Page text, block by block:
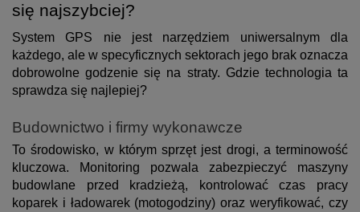
się najszybciej?
System GPS nie jest narzędziem uniwersalnym dla
każdego, ale w specyficznych sektorach jego brak oznacza
dobrowolne godzenie się na straty. Gdzie technologia ta
sprawdza się najlepiej?
Budownictwo i firmy wykonawcze
To środowisko, w którym sprzęt jest drogi, a terminowość
kluczowa. Monitoring pozwala zabezpieczyć maszyny
budowlane przed kradzieżą, kontrolować czas pracy
koparek i ładowarek (motogodziny) oraz weryfikować, czy